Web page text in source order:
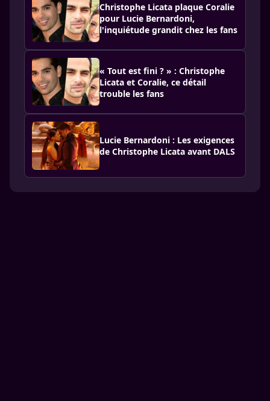
Christophe Licata plaque Coralie
pour Lucie Bernardoni,
l'inquiétude grandit chez les fans
« Tout est fini ? » : Christophe
Licata et Coralie, ce détail
trouble les fans
Lucie Bernardoni : Les exigences
de Christophe Licata avant DALS